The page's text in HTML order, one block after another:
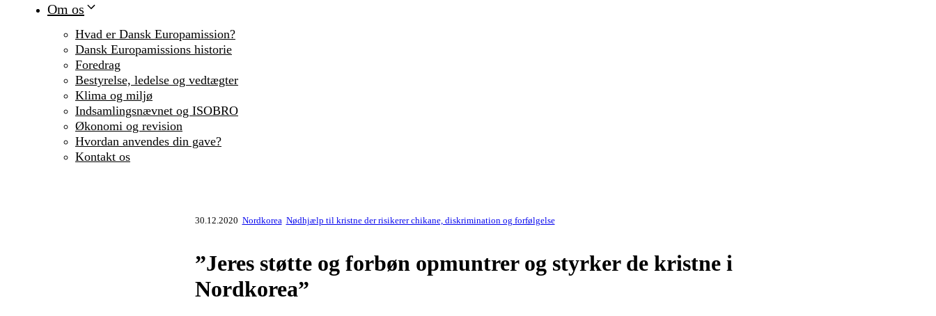
Om os
Hvad er Dansk Europamission?
Dansk Europamissions historie
Foredrag
Bestyrelse, ledelse og vedtægter
Klima og miljø
Indsamlingsnævnet og ISOBRO
Økonomi og revision
Hvordan anvendes din gave?
Kontakt os
30.12.2020 Nordkorea Nødhjælp til kristne der risikerer chikane, diskrimination og forfølgelse
”Jeres støtte og forbøn opmuntrer og styrker de kristne i
Nordkorea”